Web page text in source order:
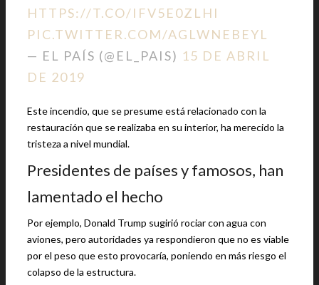
HTTPS://T.CO/IFV5E0ZLHI
PIC.TWITTER.COM/AGLWNEBEYL
— EL PAÍS (@EL_PAIS) 15 DE ABRIL
DE 2019
Este incendio, que se presume está relacionado con la
restauración que se realizaba en su interior, ha merecido la
tristeza a nivel mundial.
Presidentes de países y famosos, han
lamentado el hecho
Por ejemplo, Donald Trump sugirió rociar con agua con
aviones, pero autoridades ya respondieron que no es viable
por el peso que esto provocaría, poniendo en más riesgo el
colapso de la estructura.